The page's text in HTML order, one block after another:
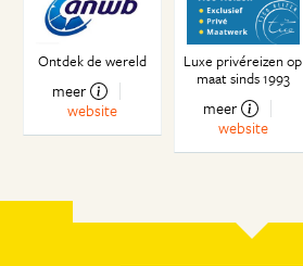
Ontdek de wereld
meer
website
Luxe privéreizen op
maat sinds 1993
meer
website